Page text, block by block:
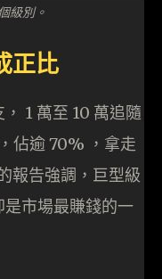
級別。
正比
1 萬至 10 萬追隨
佔逾 70% ，拿走
報告強調，巨型級
市場最賺錢的一